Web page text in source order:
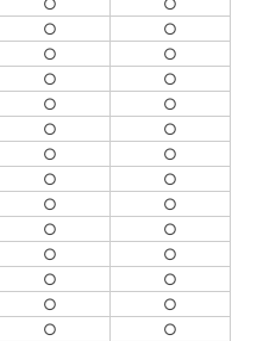
○ ○
○ ○
○ ○
○ ○
○ ○
○ ○
○ ○
○ ○
○ ○
○ ○
○ ○
○ ○
○
○